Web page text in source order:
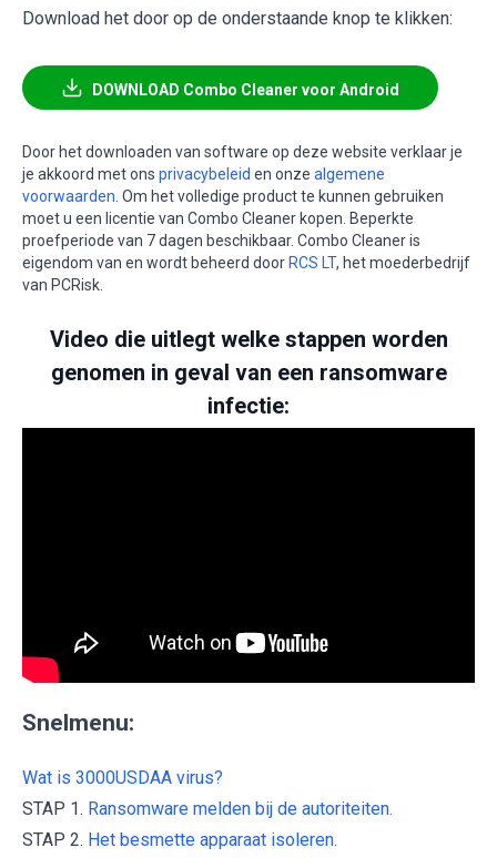
Download het door op de onderstaande knop te klikken:
DOWNLOAD Combo Cleaner voor Android
Door het downloaden van software op deze website verklaar je
je akkoord met ons privacybeleid en onze algemene
voorwaarden. Om het volledige product te kunnen gebruiken
moet u een licentie van Combo Cleaner kopen. Beperkte
proefperiode van 7 dagen beschikbaar. Combo Cleaner is
eigendom van en wordt beheerd door RCS LT, het moederbedrijf
van PCRisk.
Video die uitlegt welke stappen worden
genomen in geval van een ransomware
infectie:
Snelmenu:
Wat is 3000USDAA virus?
STAP 1. Ransomware melden bij de autoriteiten.
STAP 2. Het besmette apparaat isoleren.